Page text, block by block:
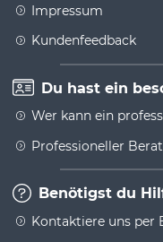
Impressum
Kundenfeedback
Du hast ein
Wer kann ein
Professioneller
Benötigst du
Kontaktiere uns per